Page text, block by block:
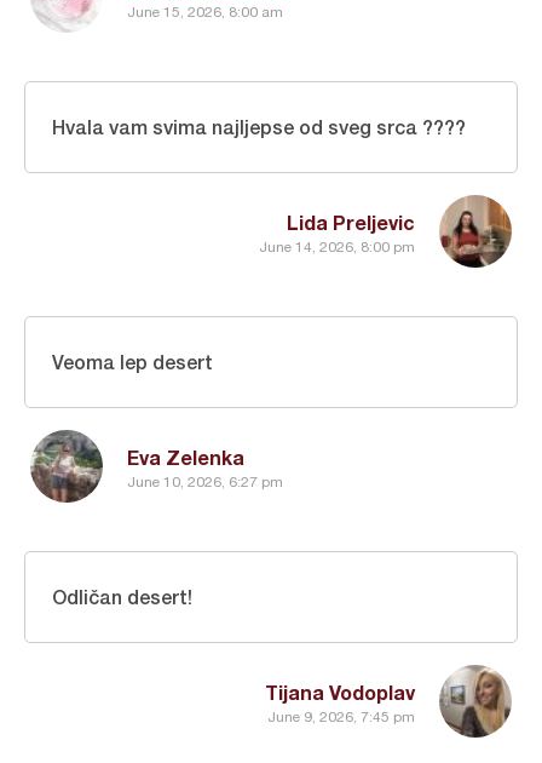
June 15, 2026, 8:00 am
Lida Preljevic
June 14, 2026, 8:00 pm
Hvala vam svima najljepse od sveg srca ????
Eva Zelenka
June 10, 2026, 6:27 pm
Veoma lep desert
Tijana Vodoplav
June 9, 2026, 7:45 pm
Odličan desert!